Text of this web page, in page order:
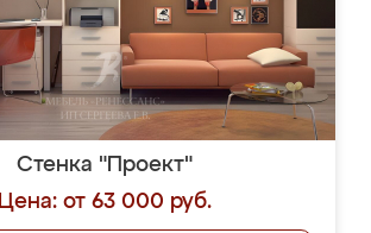
Стенка "Проект"
Цена: от 63 000 руб.